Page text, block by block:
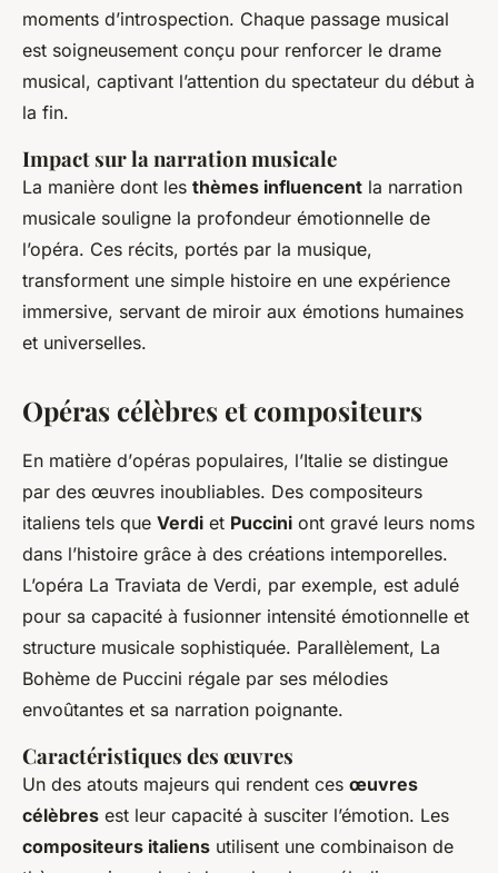
moments d’introspection. Chaque passage musical
est soigneusement conçu pour renforcer le drame
musical, captivant l’attention du spectateur du début à
la fin.
Impact sur la narration musicale
La manière dont les thèmes influencent la narration
musicale souligne la profondeur émotionnelle de
l’opéra. Ces récits, portés par la musique,
transforment une simple histoire en une expérience
immersive, servant de miroir aux émotions humaines
et universelles.
Opéras célèbres et compositeurs
En matière d’opéras populaires, l’Italie se distingue
par des œuvres inoubliables. Des compositeurs
italiens tels que Verdi et Puccini ont gravé leurs noms
dans l’histoire grâce à des créations intemporelles.
L’opéra La Traviata de Verdi, par exemple, est adulé
pour sa capacité à fusionner intensité émotionnelle et
structure musicale sophistiquée. Parallèlement, La
Bohème de Puccini régale par ses mélodies
envoûtantes et sa narration poignante.
Caractéristiques des œuvres
Un des atouts majeurs qui rendent ces œuvres
célèbres est leur capacité à susciter l’émotion. Les
compositeurs italiens utilisent une combinaison de